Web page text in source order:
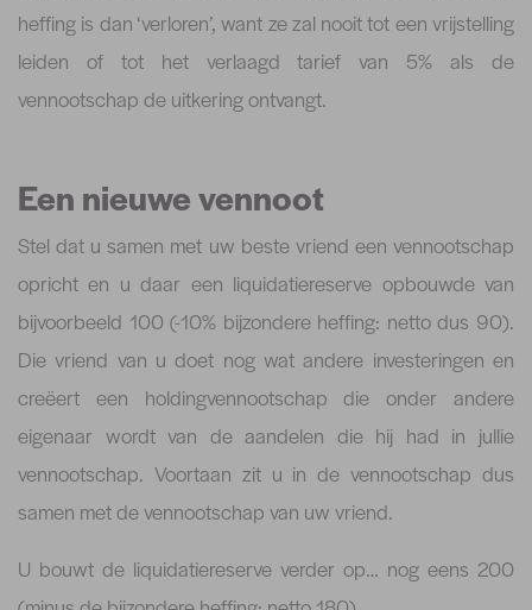
heffing is dan ‘verloren’, want ze zal nooit tot een vrijstelling
leiden of tot het verlaagd tarief van 5% als de
vennootschap de uitkering ontvangt.
Een nieuwe vennoot
Stel dat u samen met uw beste vriend een vennootschap
opricht en u daar een liquidatiereserve opbouwde van
bijvoorbeeld 100 (-10% bijzondere heffing: netto dus 90).
Die vriend van u doet nog wat andere investeringen en
creëert een holdingvennootschap die onder andere
eigenaar wordt van de aandelen die hij had in jullie
vennootschap. Voortaan zit u in de vennootschap dus
samen met de vennootschap van uw vriend.
U bouwt de liquidatiereserve verder op… nog eens 200